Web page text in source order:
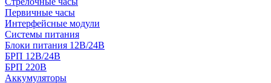
Первичные часы
Интерфейсные модули
Системы питания
Блоки питания 12В/24В
БРП 12В/24В
БРП 220В
Аккумуляторы